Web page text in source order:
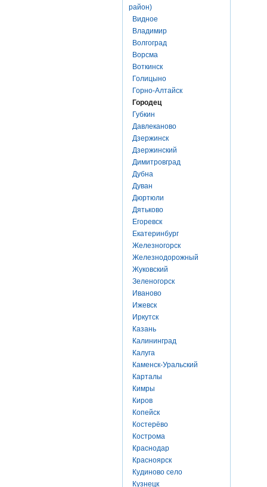
район)
Видное
Владимир
Волгоград
Ворсма
Воткинск
Голицыно
Горно-Алтайск
Городец
Губкин
Давлеканово
Дзержинск
Дзержинский
Димитровград
Дубна
Дуван
Дюртюли
Дятьково
Егоревск
Екатеринбург
Железногорск
Железнодорожный
Жуковский
Зеленогорск
Иваново
Ижевск
Иркутск
Казань
Калининград
Калуга
Каменск-Уральский
Карталы
Кимры
Киров
Копейск
Костерёво
Кострома
Краснодар
Красноярск
Кудиново село
Кузнецк